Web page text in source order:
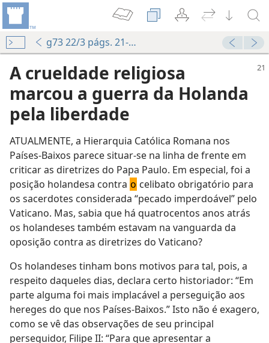
g73 22/3 págs. 21-25
A crueldade religiosa
marcou a guerra da Holanda
pela liberdade
ATUALMENTE, a Hierarquia Católica Romana nos
Países-Baixos parece situar-se na linha de frente em
criticar as diretrizes do Papa Paulo. Em especial, foi a
posição holandesa contra o celibato obrigatório para
os sacerdotes considerada “pecado imperdoável” pelo
Vaticano. Mas, sabia que há quatrocentos anos atrás
os holandeses também estavam na vanguarda da
oposição contra as diretrizes do Vaticano?
Os holandeses tinham bons motivos para tal, pois, a
respeito daqueles dias, declara certo historiador: “Em
parte alguma foi mais implacável a perseguição aos
hereges do que nos Países-Baixos.” Isto não é exagero,
como se vê das observações de seu principal
perseguidor, Filipe II: “Para que apresentar a